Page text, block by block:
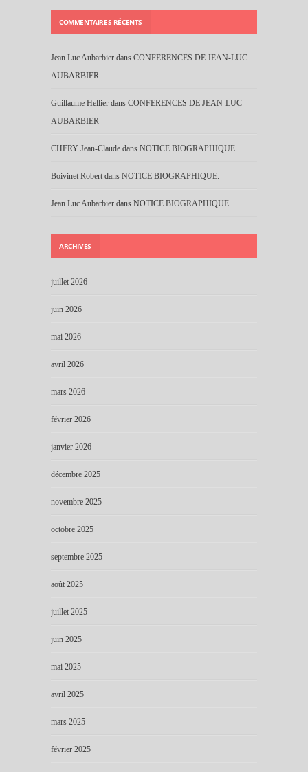
COMMENTAIRES RÉCENTS
Jean Luc Aubarbier dans CONFERENCES DE JEAN-LUC
AUBARBIER
Guillaume Hellier dans CONFERENCES DE JEAN-LUC
AUBARBIER
CHERY Jean-Claude dans NOTICE BIOGRAPHIQUE.
Boivinet Robert dans NOTICE BIOGRAPHIQUE.
Jean Luc Aubarbier dans NOTICE BIOGRAPHIQUE.
ARCHIVES
juillet 2026
juin 2026
mai 2026
avril 2026
mars 2026
février 2026
janvier 2026
décembre 2025
novembre 2025
octobre 2025
septembre 2025
août 2025
juillet 2025
juin 2025
mai 2025
avril 2025
mars 2025
février 2025